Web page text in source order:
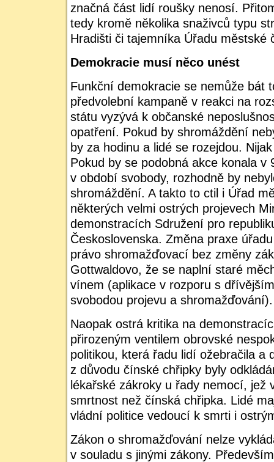
značná část lidí roušky nenosí.
tedy kromě několika snaživců typu
Hradišti či tajemníka Úřadu městské
Demokracie musí něco unést
Funkční demokracie se nemůže bát
předvolební kampaně v reakci na
státu vyzývá k občanské
opatření. Pokud by shromáždění
by za hodinu a lidé se rozejdou.
Pokud by se podobná akce konala v
v období svobody, rozhodně by
shromáždění. A takto to ctil i Úřad
některých velmi ostrých projevech
demonstracích Sdružení pro
Československa. Změna praxe
právo shromažďovací bez změny
Gottwaldovo, že se naplní staré
vínem (aplikace v rozporu s
svobodou projevu a shromažďování).
Naopak ostrá kritika na
přirozeným ventilem obrovské
politikou, která řadu lidí ožebračila a
z důvodu čínské chřipky byly
lékařské zákroky u řady nemocí, jež
smrtnost než čínská chřipka. Lidé
vládní politice vedoucí k smrti i
Zákon o shromažďování nelze
v souladu s jinými zákony.